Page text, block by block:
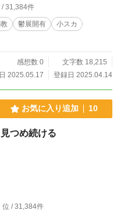
/ 31,384件
鬱展開有
小スカ
感想数 0
文字数 18,215
2025.05.17
登録日 2025.04.14
お気に入り追加 10
つめ続ける
位 / 31,384件